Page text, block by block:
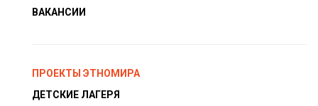
ВАКАНСИИ
ПРОЕКТЫ ЭТНОМИРА
ДЕТСКИЕ ЛАГЕРЯ